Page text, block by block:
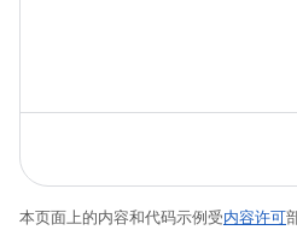
本页面上的内容和代码示例受内容许可